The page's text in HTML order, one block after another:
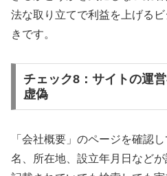
法な取り立てで利益を上げる
きです。
チェック8：サイトの運
虚偽
「会社概要」のページを確認
名、所在地、設立年月日など